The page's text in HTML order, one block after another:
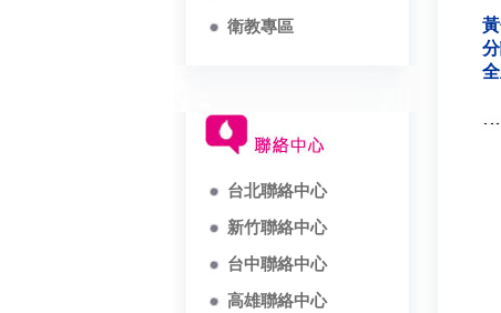
衛教專區
台北聯絡中心
新竹聯絡中心
台中聯絡中心
高雄聯絡中心